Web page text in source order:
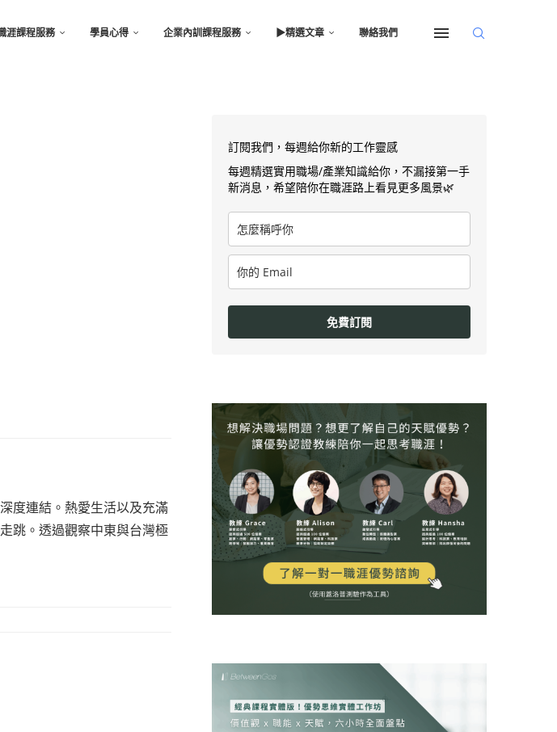
涯課程服務 學員心得 企業內訓課程服務 ▶︎精選文章 聯絡我們
度連結。熱愛生活以及充滿
跳。透過觀察中東與台灣極
訂閱我們，每週給你新的工作靈感
每週精選實用職場/產業知識給你，不漏接第一手
新消息，希望陪你在職涯路上看見更多風景🌿
免費訂閱